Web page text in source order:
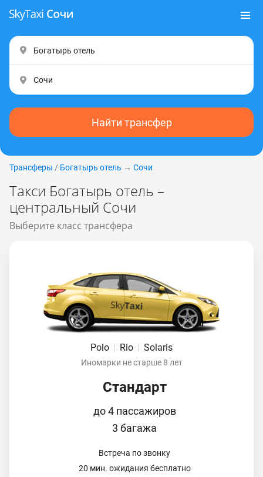
Найти трансфер
Трансферы / Богатырь отель → Сочи
Такси Богатырь отель –
центральный Сочи
Выберите класс трансфера
Polo | Rio | Solaris
Иномарки не старше 8 лет
Стандарт
до 4 пассажиров
3 багажа
Встреча по звонку
20 мин. ожидания бесплатно